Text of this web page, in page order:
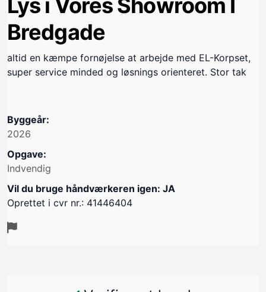
Lys i Vores Showroom I
Bredgade
altid en kæmpe fornøjelse at arbejde med EL-Korpset,
super service minded og løsnings orienteret. Stor tak
Byggeår:
2026
Opgave:
Indvendig
Vil du bruge håndværkeren igen: JA
Oprettet i cvr nr.: 41446404